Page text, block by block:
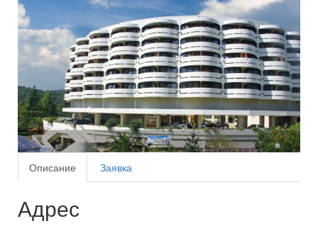
Описание Заявка
Адрес